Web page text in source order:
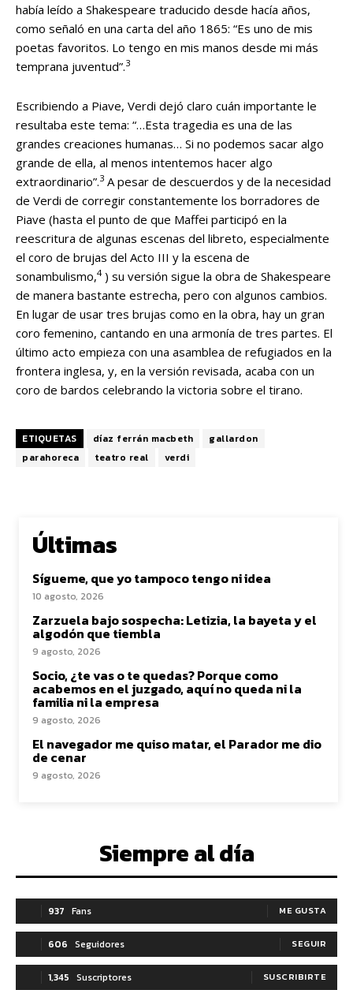
había leído a Shakespeare traducido desde hacía años,
como señaló en una carta del año 1865: “Es uno de mis
poetas favoritos. Lo tengo en mis manos desde mi más
temprana juventud”.3
Escribiendo a Piave, Verdi dejó claro cuán importante le
resultaba este tema: “…Esta tragedia es una de las
grandes creaciones humanas… Si no podemos sacar algo
grande de ella, al menos intentemos hacer algo
extraordinario”.3 A pesar de descuerdos y de la necesidad
de Verdi de corregir constantemente los borradores de
Piave (hasta el punto de que Maffei participó en la
reescritura de algunas escenas del libreto, especialmente
el coro de brujas del Acto III y la escena de
sonambulismo,4) su versión sigue la obra de Shakespeare
de manera bastante estrecha, pero con algunos cambios.
En lugar de usar tres brujas como en la obra, hay un gran
coro femenino, cantando en una armonía de tres partes. El
último acto empieza con una asamblea de refugiados en la
frontera inglesa, y, en la versión revisada, acaba con un
coro de bardos celebrando la victoria sobre el tirano.
ETIQUETAS díaz ferrán macbeth
gallardon
parahoreca
teatro real verdi
Últimas
Sígueme, que yo tampoco tengo ni idea
10 agosto, 2026
Zarzuela bajo sospecha: Letizia, la bayeta y el
algodón que tiembla
9 agosto, 2026
Socio, ¿te vas o te quedas? Porque como
acabemos en el juzgado, aquí no queda ni la
familia ni la empresa
9 agosto, 2026
El navegador me quiso matar, el Parador me dio
de cenar
9 agosto, 2026
Siempre al día
937 Fans ME GUSTA
606 Seguidores SEGUIR
1,345 Suscriptores SUSCRIBIRTE